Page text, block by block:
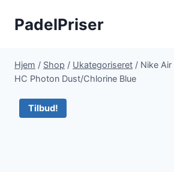
PadelPriser
Hjem / Shop / Ukategoriseret / Nike
HC Photon Dust/Chlorine Blue
Tilbud!